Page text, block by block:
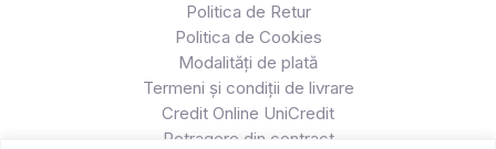
Politica de Retur
Politica de Cookies
Modalități de plată
Termeni și condiții de livrare
Credit Online UniCredit
Retragere din contract